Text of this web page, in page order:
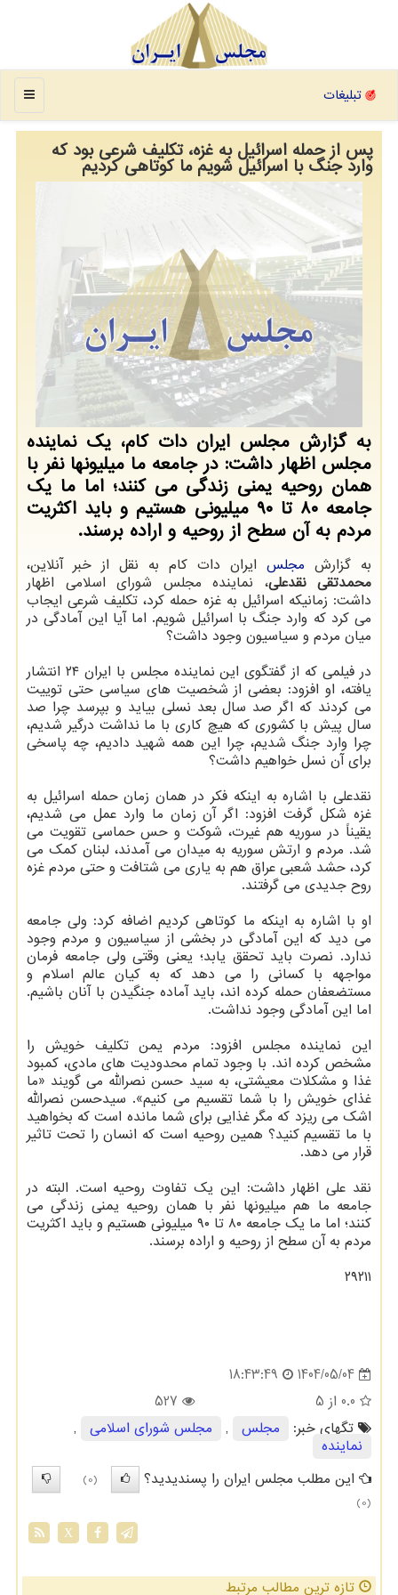
منو تبلیغات
پس از حمله اسرائیل به غزه، تکلیف شرعی بود که
وارد جنگ با اسرائیل شویم ما کوتاهی کردیم
به گزارش مجلس ایران دات کام، یک نماینده
مجلس اظهار داشت: در جامعه ما میلیونها نفر با
همان روحیه یمنی زندگی می کنند؛ اما ما یک
جامعه ۸۰ تا ۹۰ میلیونی هستیم و باید اکثریت
مردم به آن سطح از روحیه و اراده برسند.
به گزارش مجلس ایران دات کام به نقل از خبر آنلاین،
محمدتقی نقدعلی، نماینده مجلس شورای اسلامی اظهار
داشت: زمانیکه اسرائیل به غزه حمله کرد، تکلیف شرعی ایجاب
می کرد که وارد جنگ با اسرائیل شویم. اما آیا این آمادگی در
میان مردم و سیاسیون وجود داشت؟
در فیلمی که از گفتگوی این نماینده مجلس با ایران ۲۴ انتشار
یافته، او افزود: بعضی از شخصیت های سیاسی حتی توییت
می کردند که اگر صد سال بعد نسلی بیاید و بپرسد چرا صد
سال پیش با کشوری که هیچ کاری با ما نداشت درگیر شدیم،
چرا وارد جنگ شدیم، چرا این همه شهید دادیم، چه پاسخی
برای آن نسل خواهیم داشت؟
نقدعلی با اشاره به اینکه فکر در همان زمان حمله اسرائیل به
غزه شکل گرفت افزود: اگر آن زمان ما وارد عمل می شدیم،
یقیناً در سوریه هم غیرت، شوکت و حس حماسی تقویت می
شد. مردم و ارتش سوریه به میدان می آمدند، لبنان کمک می
کرد، حشد شعبی عراق هم به یاری می شتافت و حتی مردم غزه
روح جدیدی می گرفتند.
او با اشاره به اینکه ما کوتاهی کردیم اضافه کرد: ولی جامعه
می دید که این آمادگی در بخشی از سیاسیون و مردم وجود
ندارد. نصرت باید تحقق یابد؛ یعنی وقتی ولی جامعه فرمان
مواجهه با کسانی را می دهد که به کیان عالم اسلام و
مستضعفان حمله کرده اند، باید آماده جنگیدن با آنان باشیم.
اما این آمادگی وجود نداشت.
این نماینده مجلس افزود: مردم یمن تکلیف خویش را
مشخص کرده اند. با وجود تمام محدودیت های مادی، کمبود
غذا و مشکلات معیشتی، به سید حسن نصرالله می گویند «ما
غذای خویش را با شما تقسیم می کنیم». سیدحسن نصرالله
اشک می ریزد که مگر غذایی برای شما مانده است که بخواهید
با ما تقسیم کنید؟ همین روحیه است که انسان را تحت تاثیر
قرار می دهد.
نقد علی اظهار داشت: این یک تفاوت روحیه است. البته در
جامعه ما هم میلیونها نفر با همان روحیه یمنی زندگی می
کنند؛ اما ما یک جامعه ۸۰ تا ۹۰ میلیونی هستیم و باید اکثریت
مردم به آن سطح از روحیه و اراده برسند.
۲۹۲۱۱
1404/05/04
18:43:49
0.0 از 5
527
تگهای خبر:
مجلس , مجلس شورای اسلامی
,
نماینده
این مطلب مجلس ایران را پسندیدید؟
(0)
(0)
X
تازه ترین مطالب مرتبط